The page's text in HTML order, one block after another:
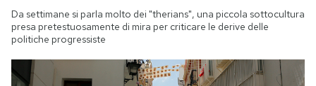
Da settimane si parla molto dei "therians", una piccola sottocultura
presa pretestuosamente di mira per criticare le derive delle
politiche progressiste